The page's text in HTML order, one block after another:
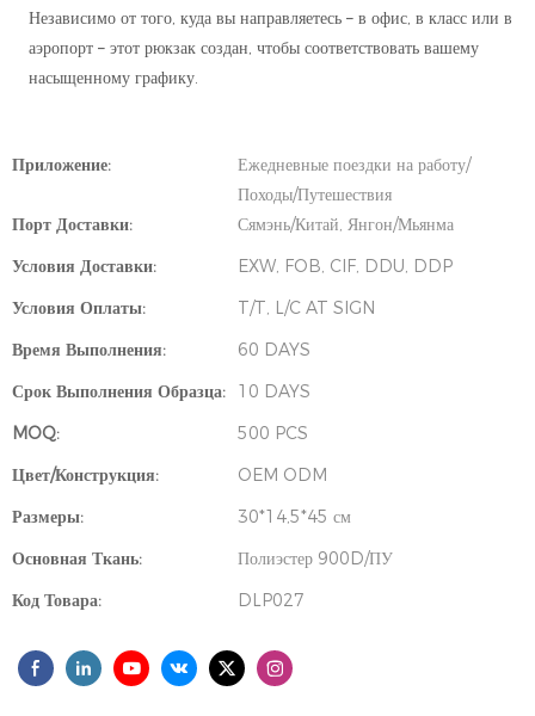
Независимо от того, куда вы направляетесь – в офис, в класс или в
аэропорт – этот рюкзак создан, чтобы соответствовать вашему
насыщенному графику.
Приложение:
Ежедневные поездки на работу/
Походы/Путешествия
Порт Доставки:
Сямэнь/Китай, Янгон/Мьянма
Условия Доставки:
EXW, FOB, CIF, DDU, DDP
Условия Оплаты:
T/T, L/C AT SIGN
Время Выполнения:
60 DAYS
Срок Выполнения Образца:
10 DAYS
MOQ:
500 PCS
Цвет/Конструкция:
OEM ODM
Размеры:
30*14,5*45 см
Основная Ткань:
Полиэстер 900D/ПУ
Код Товара:
DLP027